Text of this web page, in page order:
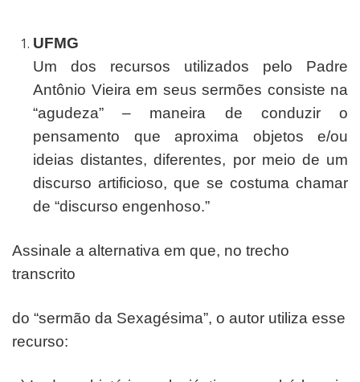
UFMG
Um dos recursos utilizados pelo Padre
Antônio Vieira em seus sermões consiste na
“agudeza” – maneira de conduzir o
pensamento que aproxima objetos e/ou
ideias distantes, diferentes, por meio de um
discurso artificioso, que se costuma chamar
de “discurso engenhoso.”
Assinale a alternativa em que, no trecho
transcrito
do “sermão da Sexagésima”, o autor utiliza esse
recurso: